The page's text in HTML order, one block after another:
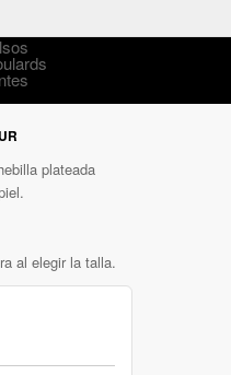
plateada
al elegir la talla.